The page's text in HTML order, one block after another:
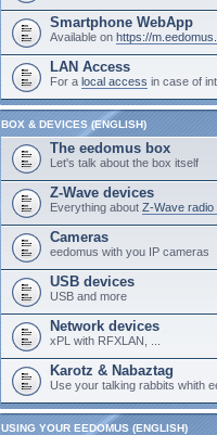
Smartphone WebApp
Available on https://
LAN Access
For a local access in case of
BOX & DEVICES (ENGLISH)
The eedomus box
Let's talk about the box itself
Z-Wave devices
Everything about Z-Wave radio
Cameras
eedomus with you IP cameras
USB devices
USB and more
Network devices
xPL with RFXLAN, ...
Karotz & Nabaztag
Use your talking rabbits whith
USING YOUR EEDOMUS (ENGLISH)